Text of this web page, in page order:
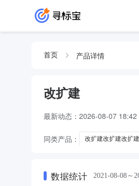
首页 产品详情
改扩建
最新动态： 2026-08-07 18:42
同类产品： 改扩建改扩建改扩建
数据统计 2021-08-08～